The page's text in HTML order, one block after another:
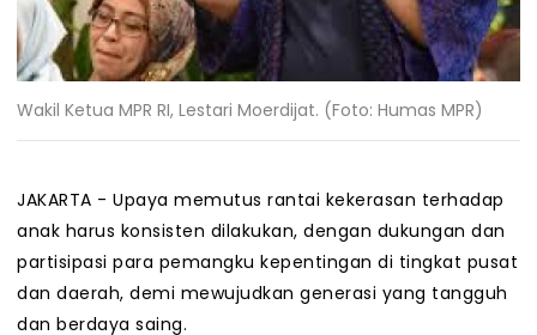
Wakil Ketua MPR RI, Lestari Moerdijat. (Foto: Humas MPR)
JAKARTA - Upaya memutus rantai kekerasan terhadap
anak harus konsisten dilakukan, dengan dukungan dan
partisipasi para pemangku kepentingan di tingkat pusat
dan daerah, demi mewujudkan generasi yang tangguh
dan berdaya saing.